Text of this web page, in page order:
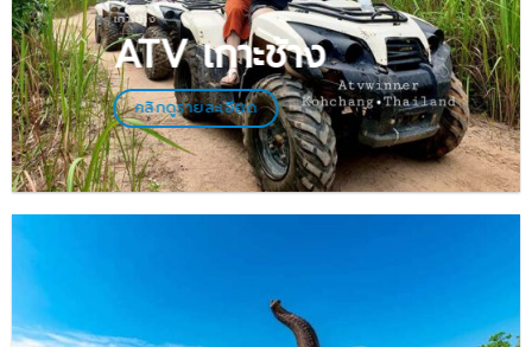
เกาะช้าง
ATV เกาะช้าง
คลิกดูรายละเอียด